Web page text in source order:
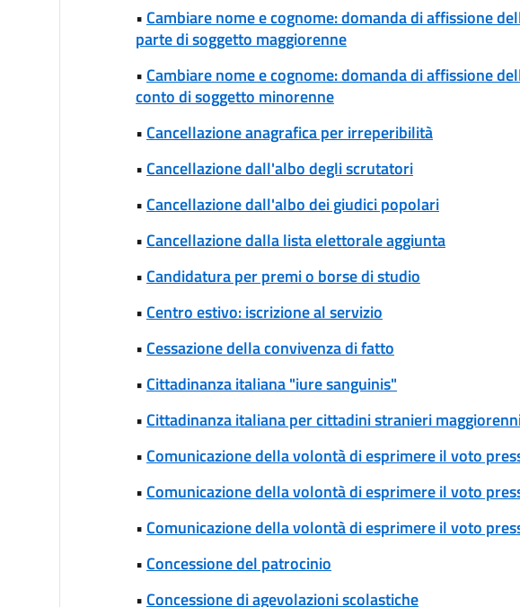
• Cambiare nome e cognome: domanda di affissione
parte di soggetto maggiorenne
• Cambiare nome e cognome: domanda di affissione
conto di soggetto minorenne
• Cancellazione anagrafica per irreperibilità
• Cancellazione dall'albo degli scrutatori
• Cancellazione dall'albo dei giudici popolari
• Cancellazione dalla lista elettorale aggiunta
• Candidatura per premi o borse di studio
• Centro estivo: iscrizione al servizio
• Cessazione della convivenza di fatto
• Cittadinanza italiana "iure sanguinis"
• Cittadinanza italiana per cittadini stranieri
• Comunicazione della volontà di esprimere il voto
• Comunicazione della volontà di esprimere il voto
• Comunicazione della volontà di esprimere il voto
• Concessione del patrocinio
• Concessione di agevolazioni scolastiche